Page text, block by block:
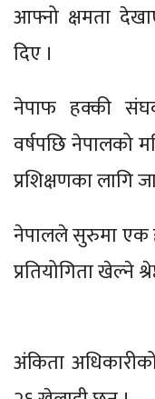
आफ्नो क्षमता
दिए ।
नेपाफ हक्की
वर्षपछि नेपालको
प्रशिक्षणका लागि
नेपालले सुरुमा एक
प्रतियोगिता खेल्ने
अंकिता